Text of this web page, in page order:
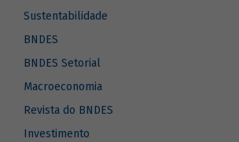
Sustentabilidade
BNDES
BNDES Setorial
Macroeconomia
Revista do BNDES
Investimento